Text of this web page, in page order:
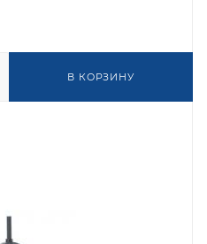
В КОРЗИНУ